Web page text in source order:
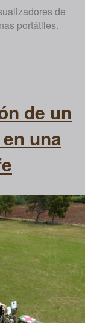
de
portátiles.
de un
una